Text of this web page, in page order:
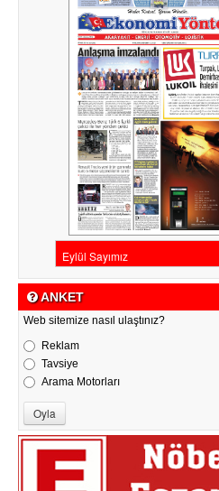
ANKET
Web sitemize nasıl ulaştınız?
Reklam
Tavsiye
Arama Motorları